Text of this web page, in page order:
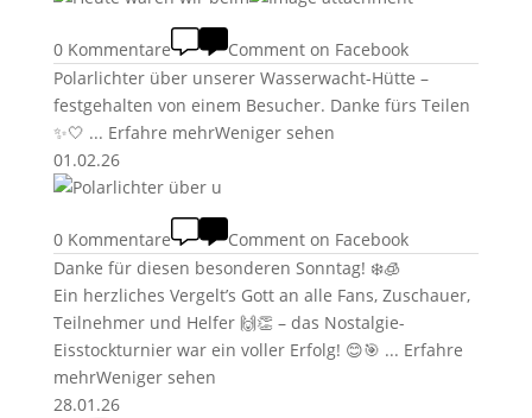
0 Kommentare
Comment on Facebook
Polarlichter über unserer Wasserwacht-Hütte –
festgehalten von einem Besucher. Danke fürs Teilen
✨🤍 ... Erfahre mehrWeniger sehen
01.02.26
0 Kommentare
Comment on Facebook
Danke für diesen besonderen Sonntag! ❄️🧊
Ein herzliches Vergelt’s Gott an alle Fans, Zuschauer,
Teilnehmer und Helfer 🙌👏 – das Nostalgie-
Eisstockturnier war ein voller Erfolg! 😊🎯 ... Erfahre
mehrWeniger sehen
28.01.26